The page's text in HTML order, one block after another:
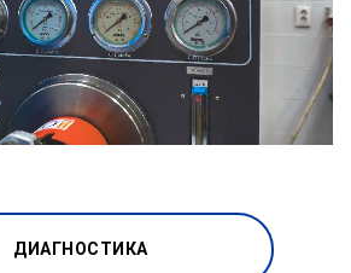
ДИАГНОСТИКА